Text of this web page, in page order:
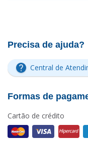
Precisa de ajuda?
Central de
Formas de
Cartão de crédito